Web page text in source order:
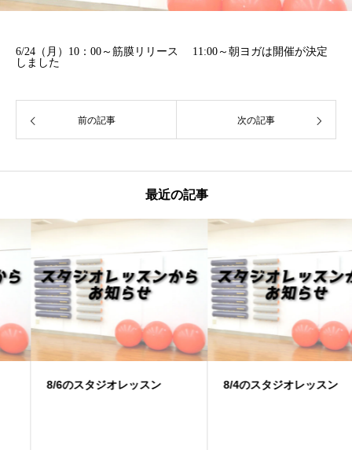
6/24（月）10：00～筋膜リリース 11:00～朝ヨガは開催が決定
しました
前の記事 次の記事
最近の記事
8/6のスタジオレッスン 8/4のスタジオレッスン